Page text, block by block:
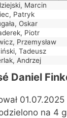
Marcin
Patryk
Oskar
Piotr
Przemysław
Tadeusz
Andrzej
Daniel
01.07.2025
na 4